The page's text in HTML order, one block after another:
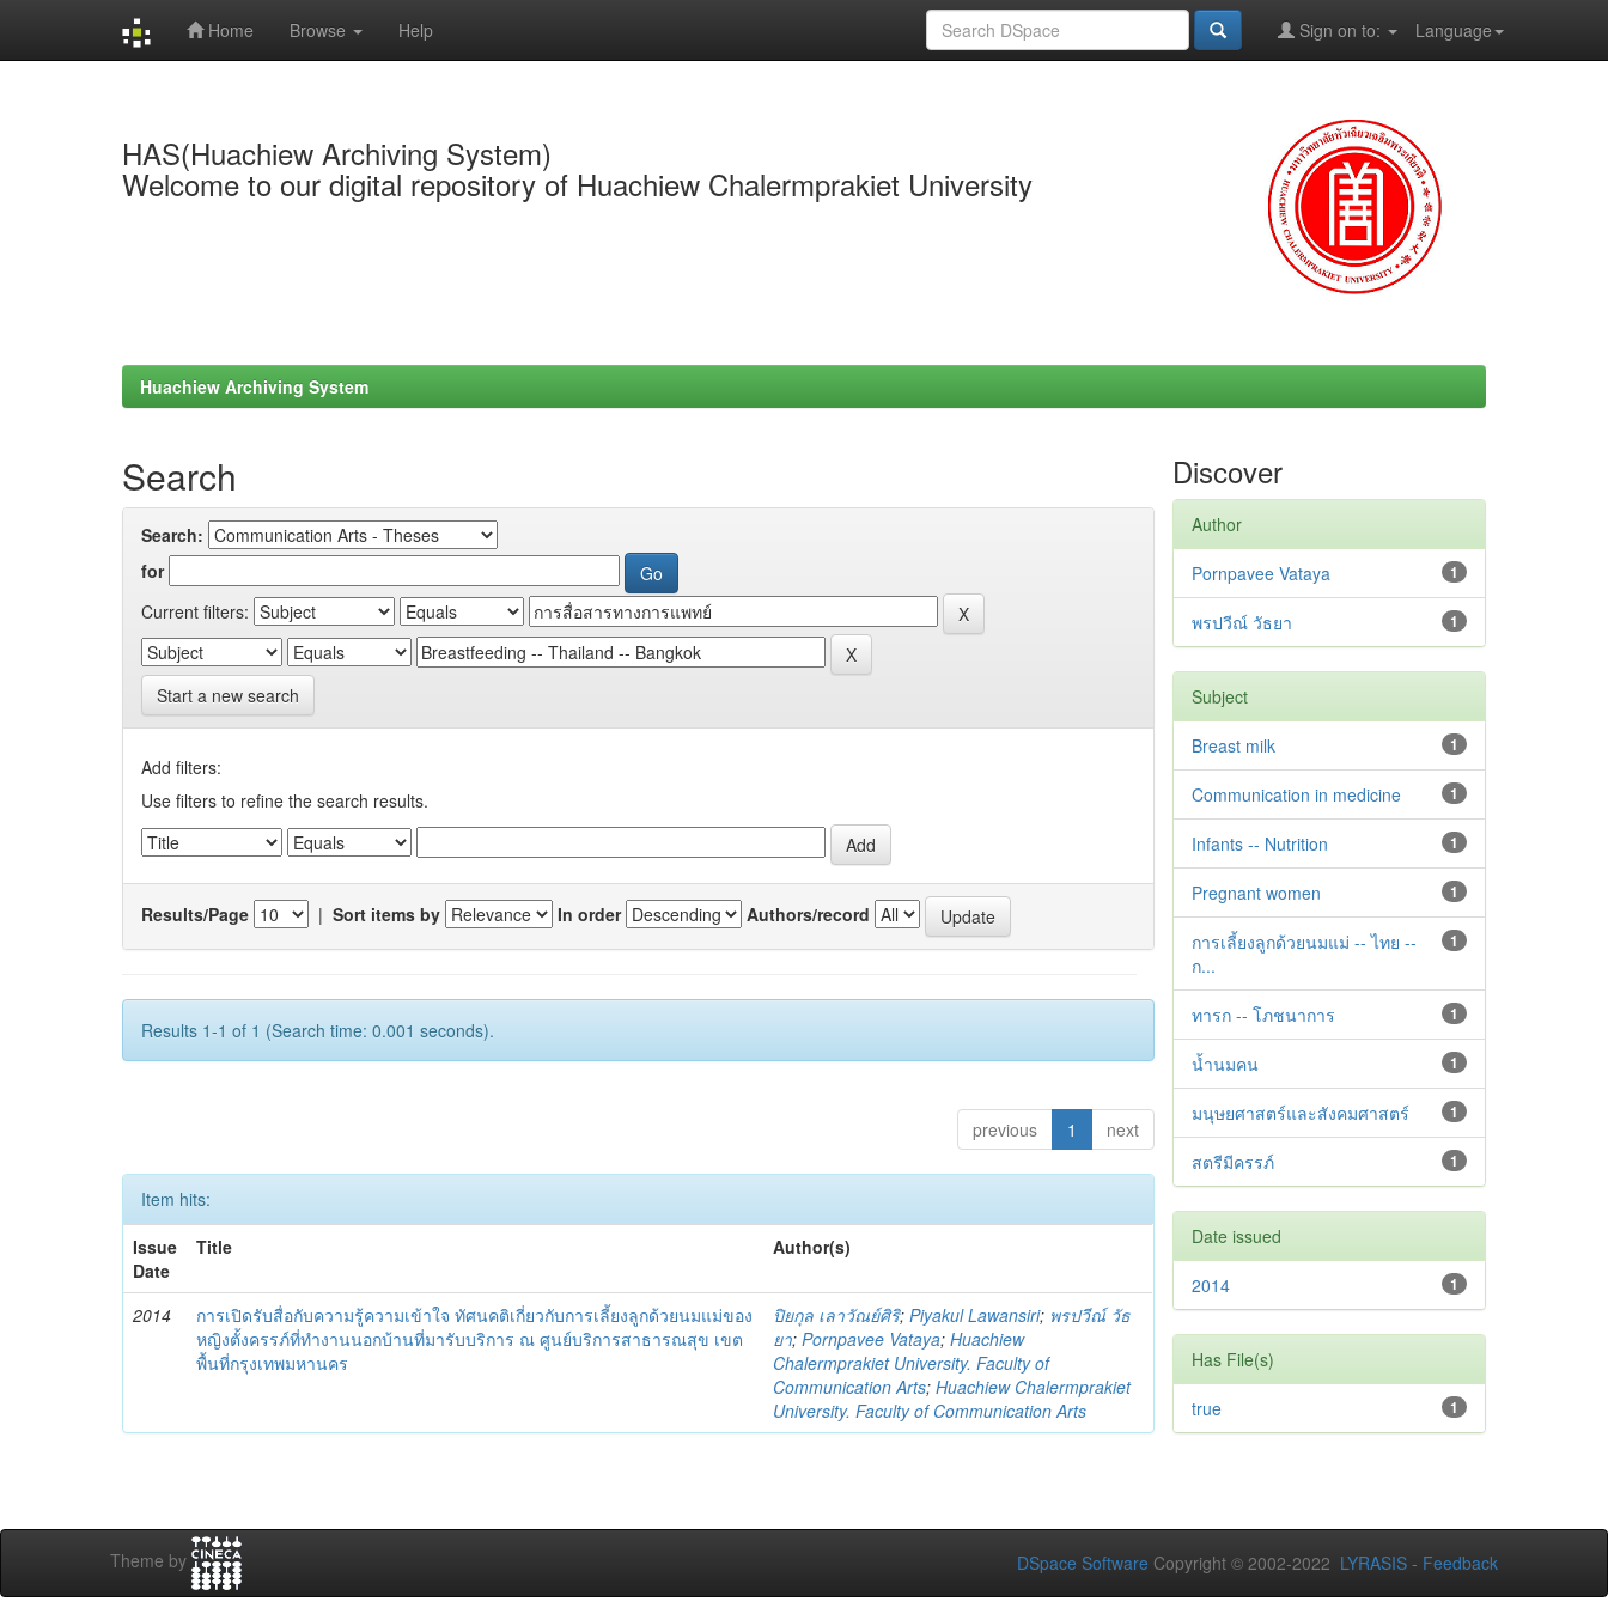
Home Browse Help Language
Sign on to:
HAS(Huachiew Archiving System)
Welcome to our digital repository of Huachiew Chalermprakiet University
Huachiew Archiving System
Search
Search:
for
Current filters:
Start a new search
Add filters:
Use filters to refine the search results.
Results/Page | Sort items by In order Authors/record
Results 1-1 of 1 (Search time: 0.001 seconds).
previous 1 next
Item hits:
Issue
Date
Title Author(s)
2014
การเปิดรับสื่อกับความรู้ความเข้าใจ ทัศนคติเกี่ยวกับการเลี้ยงลูกด้วยนมแม่ของ
หญิงตั้งครรภ์ที่ทำงานนอกบ้านที่มารับบริการ ณ ศูนย์บริการสาธารณสุข เขต
พื้นที่กรุงเทพมหานคร
ปิยกุล เลาวัณย์ศิริ;Piyakul Lawansiri; พรปวีณ์ วัธ
ยา;Pornpavee Vataya;Huachiew
Chalermprakiet University. Faculty of
Communication Arts;Huachiew Chalermprakiet
University. Faculty of Communication Arts
Discover
Author
1
Pornpavee Vataya
1
พรปวีณ์ วัธยา
Subject
1
Breast milk
1
Communication in medicine
1
Infants -- Nutrition
1
Pregnant women
1
การเลี้ยงลูกด้วยนมแม่ -- ไทย --
ก...
1
ทารก -- โภชนาการ
1
น้ำนมคน
1
มนุษยศาสตร์และสังคมศาสตร์
1
สตรีมีครรภ์
Date issued
1
2014
Has File(s)
1
true
Theme by DSpace Software Copyright © 2002-2022 LYRASIS - Feedback